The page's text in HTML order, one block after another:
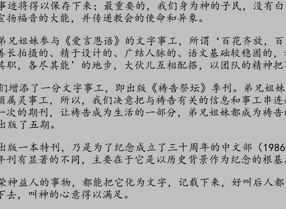
将得以保存下来；最重要的，我们身为神的子民，没有白
扬福音的大能，并传递教会的使命和异象。
姐妹参与《爱言恩语》的文字事工，所谓‘百花齐放，百
长拍摄的、精于设计的、广结人脉的、语文基础较稳固的，
，各尽其能’的地步，大伙儿互相配搭，以团队的精神把
添了一分文字事工，即出版《祷告祭坛》季刊。弟兄姐
属灵事工，所以，我们决意把与祷告有关的信息和事工串连
次的期刊，让祷告成为生活的一部分，弟兄姐妹都成为祷
版了五期。
一本特刊，乃是为了纪念成立了三十周年的中文部（
刊有显著的不同，主要在于它是以历史背景作为纪念的根基
益人的事物，都能把它化为文字，记载下来，好叫后人
，叫神的心意得以满足。